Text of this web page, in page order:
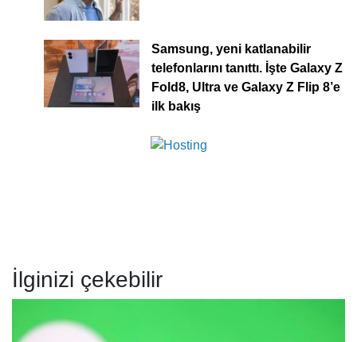
Samsung, yeni katlanabilir
telefonlarını tanıttı. İşte Galaxy Z
Fold8, Ultra ve Galaxy Z Flip 8’e
ilk bakış
İlginizi çekebilir